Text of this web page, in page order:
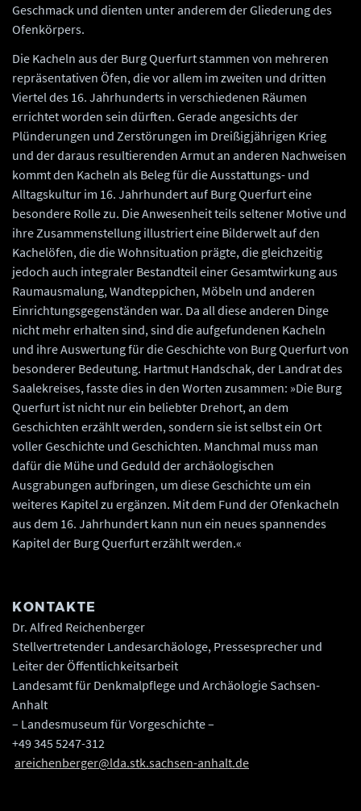
Geschmack und dienten unter anderem der Gliederung des
Ofenkörpers.
Die Kacheln aus der Burg Querfurt stammen von mehreren
repräsentativen Öfen, die vor allem im zweiten und dritten
Viertel des 16. Jahrhunderts in verschiedenen Räumen
errichtet worden sein dürften. Gerade angesichts der
Plünderungen und Zerstörungen im Dreißigjährigen Krieg
und der daraus resultierenden Armut an anderen Nachweisen
kommt den Kacheln als Beleg für die Ausstattungs- und
Alltagskultur im 16. Jahrhundert auf Burg Querfurt eine
besondere Rolle zu. Die Anwesenheit teils seltener Motive und
ihre Zusammenstellung illustriert eine Bilderwelt auf den
Kachelöfen, die die Wohnsituation prägte, die gleichzeitig
jedoch auch integraler Bestandteil einer Gesamtwirkung aus
Raumausmalung, Wandteppichen, Möbeln und anderen
Einrichtungsgegenständen war. Da all diese anderen Dinge
nicht mehr erhalten sind, sind die aufgefundenen Kacheln
und ihre Auswertung für die Geschichte von Burg Querfurt von
besonderer Bedeutung. Hartmut Handschak, der Landrat des
Saalekreises, fasste dies in den Worten zusammen: »Die Burg
Querfurt ist nicht nur ein beliebter Drehort, an dem
Geschichten erzählt werden, sondern sie ist selbst ein Ort
voller Geschichte und Geschichten. Manchmal muss man
dafür die Mühe und Geduld der archäologischen
Ausgrabungen aufbringen, um diese Geschichte um ein
weiteres Kapitel zu ergänzen. Mit dem Fund der Ofenkacheln
aus dem 16. Jahrhundert kann nun ein neues spannendes
Kapitel der Burg Querfurt erzählt werden.«
KONTAKTE
Dr. Alfred Reichenberger
Stellvertretender Landesarchäologe, Pressesprecher und
Leiter der Öffentlichkeitsarbeit
Landesamt für Denkmalpflege und Archäologie Sachsen-
Anhalt
– Landesmuseum für Vorgeschichte –
+49 345 5247-312
areichenberger@lda.stk.sachsen-anhalt.de